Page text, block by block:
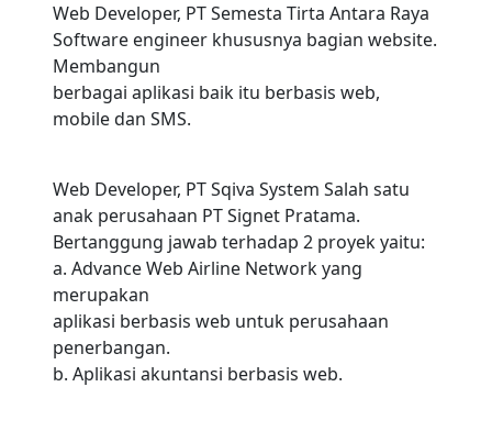
Web Developer, PT Semesta Tirta Antara Raya
Software engineer khususnya bagian website.
Membangun
berbagai aplikasi baik itu berbasis web,
mobile dan SMS.
Web Developer, PT Sqiva System Salah satu
anak perusahaan PT Signet Pratama.
Bertanggung jawab terhadap 2 proyek yaitu:
a. Advance Web Airline Network yang
merupakan
aplikasi berbasis web untuk perusahaan
penerbangan.
b. Aplikasi akuntansi berbasis web.